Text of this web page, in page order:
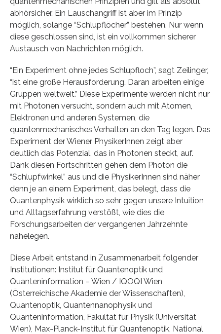
abhörsicher. Ein Lauschangriff ist aber im Prinzip
möglich, solange “Schlupflöcher” bestehen. Nur wenn
diese geschlossen sind, ist ein vollkommen sicherer
Austausch von Nachrichten möglich.
“Ein Experiment ohne jedes Schlupfloch”, sagt Zeilinger,
“ist eine große Herausforderung. Daran arbeiten einige
Gruppen weltweit.” Diese Experimente werden nicht nur
mit Photonen versucht, sondern auch mit Atomen,
Elektronen und anderen Systemen, die
quantenmechanisches Verhalten an den Tag legen. Das
Experiment der Wiener PhysikerInnen zeigt aber
deutlich das Potenzial, das in Photonen steckt, auf.
Dank diesen Fortschritten gehen dem Photon die
“Schlupfwinkel” aus und die PhysikerInnen sind näher
denn je an einem Experiment, das belegt, dass die
Quantenphysik wirklich so sehr gegen unsere Intuition
und Alltagserfahrung verstößt, wie dies die
Forschungsarbeiten der vergangenen Jahrzehnte
nahelegen.
Diese Arbeit entstand in Zusammenarbeit folgender
Institutionen: Institut für Quantenoptik und
Quanteninformation – Wien / IQOQI Wien
(Österreichische Akademie der Wissenschaften),
Quantenoptik, Quantennanophysik und
Quanteninformation, Fakultät für Physik (Universität
Wien), Max-Planck-Institut für Quantenoptik, National